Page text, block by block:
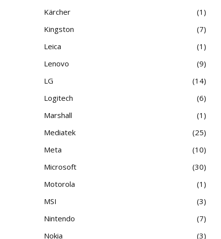
Kärcher
1
Kingston
7
Leica
1
Lenovo
9
LG
14
Logitech
6
Marshall
1
Mediatek
25
Meta
10
Microsoft
30
Motorola
1
MSI
3
Nintendo
7
Nokia
3